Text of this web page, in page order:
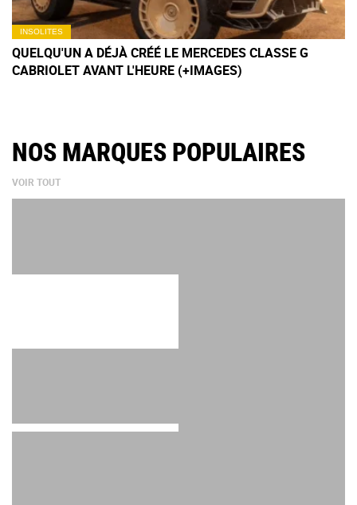
INSOLITES
QUELQU'UN A DÉJÀ CRÉÉ LE MERCEDES CLASSE G
CABRIOLET AVANT L'HEURE (+IMAGES)
NOS MARQUES POPULAIRES
VOIR TOUT